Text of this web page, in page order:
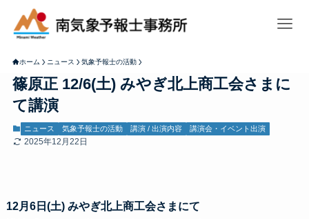
ホーム ニュース 気象予報士の活動
篠原正 12/6(土) みやぎ北上商工会さまに
て講演
ニュース 気象予報士の活動 講演 / 出演内容 講演会・イベント出演
2025年12月22日
12月6日(土) みやぎ北上商工会さまにて